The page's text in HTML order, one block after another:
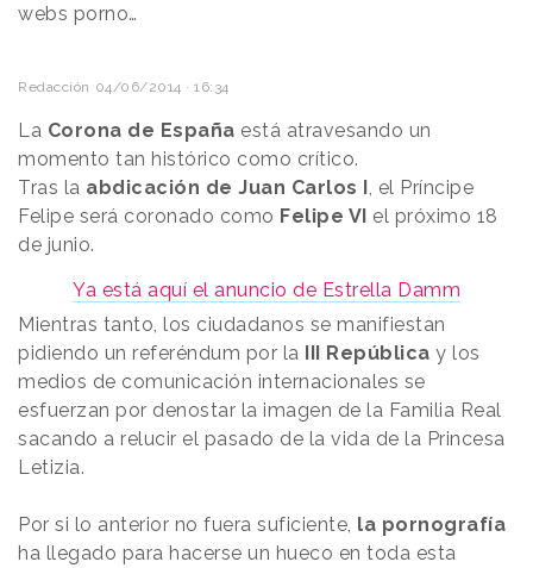
webs porno…
Redacción 04/06/2014 · 16:34
La Corona de España está atravesando un
momento tan histórico como crítico.
Tras la abdicación de Juan Carlos I , el Príncipe
Felipe será coronado como Felipe VI el próximo 18
de junio.
Ya está aquí el anuncio de Estrella Damm
Mientras tanto, los ciudadanos se manifiestan
pidiendo un referéndum por la III República y los
medios de comunicación internacionales se
esfuerzan por denostar la imagen de la Familia Real
sacando a relucir el pasado de la vida de la Princesa
Letizia.
Por si lo anterior no fuera suficiente, la pornografía
ha llegado para hacerse un hueco en toda esta